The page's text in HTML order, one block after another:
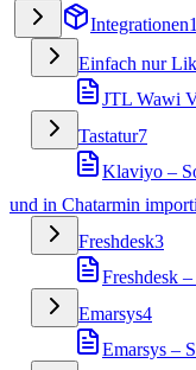
Integrationen1
Einfach nur
JTL Wawi
Tastatur7
Klaviyo –
und in Chatarmin
Freshdesk3
Freshdesk
Emarsys4
Emarsys –